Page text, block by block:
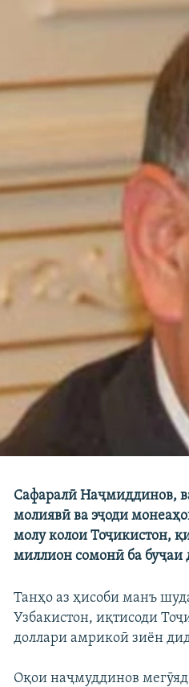
Сафаралӣ Наҷмиддинов,
молиявӣ ва эҷоди
молу колои Тоҷикистон,
миллион сомонӣ ба буҷаи
Танҳо аз ҳисоби манъ
Узбакистон, иқтисоди
доллари амрикоӣ зиён
Оқои наҷмуддинов